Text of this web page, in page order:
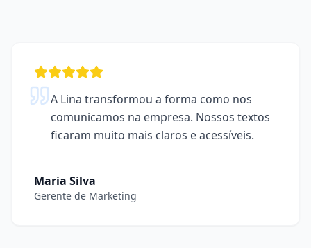
A Lina transformou a forma como nos
comunicamos na empresa. Nossos textos
ficaram muito mais claros e acessíveis.
Maria Silva
Gerente de Marketing